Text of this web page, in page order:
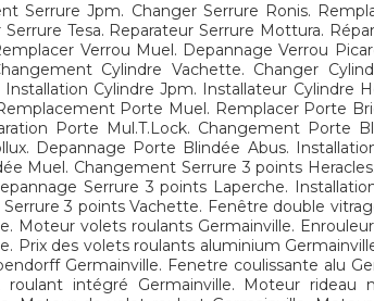
Serrure Jpm. Changer Serrure Ronis.
Serrure Tesa. Reparateur Serrure Mottura.
Verrou Muel. Depannage Verrou
Cylindre Vachette. Changer
Installation Cylindre Jpm. Installateur Cylindre
Porte Muel. Remplacer Porte
Porte Mul.T.Lock. Changement Porte
Depannage Porte Blindée Abus.
Muel. Changement Serrure 3 points
Serrure 3 points Laperche.
Serrure 3 points Vachette. Fenêtre double
Moteur volets roulants Germainville.
Prix des volets roulants aluminium
Germainville. Fenetre coulissante alu
roulant intégré Germainville. Moteur rideau